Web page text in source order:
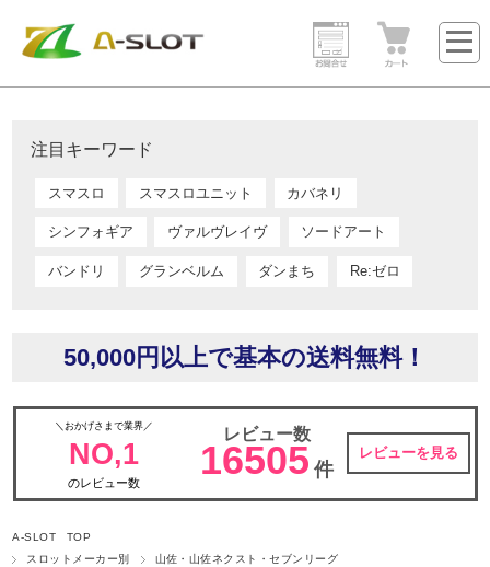
注目キーワード
スマスロ スマスロユニット カバネリ
シンフォギア ヴァルヴレイヴ ソードアート
バンドリ グランベルム ダンまち Re:ゼロ
50,000円以上で基本の送料無料！
＼おかげさまで業界／
NO,1
のレビュー数
レビュー数
16505 件
レビューを見る
A-SLOT TOP
スロットメーカー別
山佐・山佐ネクスト・セブンリーグ